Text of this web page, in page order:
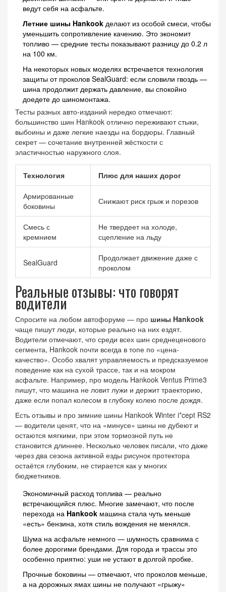
ведут себя на асфальте.
Летние шины Hankook делают из особой смеси, чтобы
уменьшить сопротивление качению. Это экономит
топливо — средние тесты показывают разницу до 0.2 л
на 100 км.
На некоторых новых моделях встречается технология
защиты от проколов SealGuard: если словили гвоздь —
шина продолжит держать давление, вы спокойно
доедете до шиномонтажа.
Тесты разных авто-изданий нередко отмечают:
большинство шин Hankook отлично переживают стыки,
выбоины и даже легкие наезды на бордюры. Главный
секрет — сочетание внутренней жёсткости с
эластичностью наружного слоя.
Технология Плюс для наших дорог
Армированные
боковины
Снижают риск грыж и порезов
Смесь с
кремнием
Не твердеет на холоде,
сцепление на льду
SealGuard
Продолжает движение даже с
проколом
Реальные отзывы: что говорят
водители
Спросите на любом автофоруме — про шины Hankook
чаще пишут люди, которые реально на них ездят.
Водители отмечают, что среди всех шин среднеценового
сегмента, Hankook почти всегда в топе по «цена-
качество». Особо хвалят управляемость и предсказуемое
поведение как на сухой трассе, так и на мокром
асфальте. Например, про модель Hankook Ventus Prime3
пишут, что машина не ловит лужи и держит траекторию,
даже если попал колесом в глубоку колею после дождя.
Есть отзывы и про зимние шины Hankook Winter i*cept RS2
— водители ценят, что на «минусе» шины не дубеют и
остаются мягкими, при этом тормозной путь не
становится длиннее. Несколько человек писали, что даже
через два сезона активной езды рисунок протектора
остаётся глубоким, не стирается как у многих
бюджетников.
Экономичный расход топлива — реально
встречающийся плюс. Многие замечают, что после
перехода на Hankook машина стала чуть меньше
«есть» бензина, хотя стиль вождения не менялся.
Шума на асфальте немного — шумность сравнима с
более дорогими брендами. Для города и трассы это
особенно приятно: уши не устают в долгой пробке.
Прочные боковины — отмечают, что проколов меньше,
а на дорожных ямах шины не получают «грыжу»